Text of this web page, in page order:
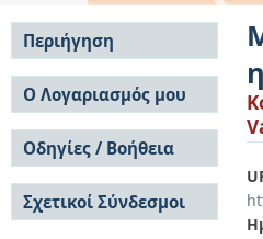
Περιήγηση
Σε όλο το DSpace
Κοινότητες & Συλλογές
Ανά Ημερομηνία
Έκδοσης
Συγγραφείς
Τίτλοι
Θέματα
Ο Λογαριασμός μου
Σύνδεση
Εγγραφή
Οδηγίες / Βοήθεια
Οδηγίες Υποβολής
Οδηγίες Χρήσης ΙΑ
Συχνές Ερωτήσεις
Σχετικοί Σύνδεσμοι